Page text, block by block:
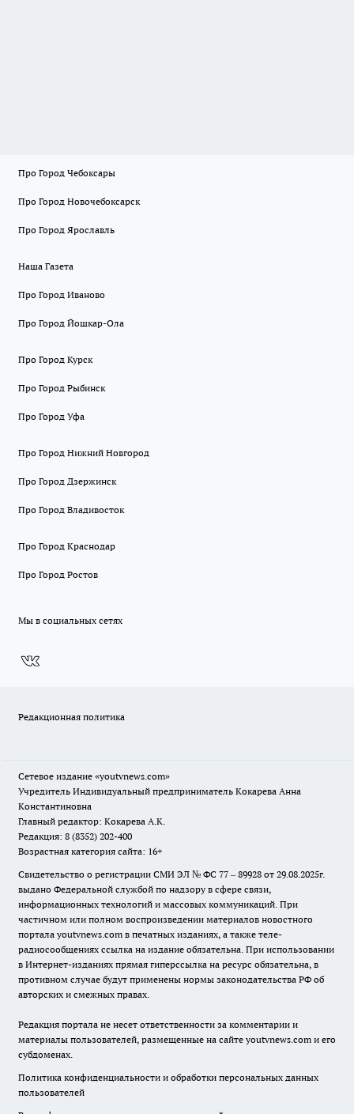
Про Город Чебоксары
Про Город Новочебоксарск
Про Город Ярославль
Наша Газета
Про Город Иваново
Про Город Йошкар-Ола
Про Город Курск
Про Город Рыбинск
Про Город Уфа
Про Город Нижний Новгород
Про Город Дзержинск
Про Город Владивосток
Про Город Краснодар
Про Город Ростов
Мы в социальных сетях
Редакционная политика
Сетевое издание «youtvnews.com»
Учредитель Индивидуальный предприниматель Кокарева Анна
Константиновна
Главный редактор: Кокарева А.К.
Редакция: 8 (8352) 202-400
Возрастная категория сайта: 16+
Свидетельство о регистрации СМИ ЭЛ № ФС 77 – 89928 от 29.08.2025г.
выдано Федеральной службой по надзору в сфере связи,
информационных технологий и массовых коммуникаций. При
частичном или полном воспроизведении материалов новостного
портала youtvnews.com в печатных изданиях, а также теле-
радиосообщениях ссылка на издание обязательна. При использовании
в Интернет-изданиях прямая гиперссылка на ресурс обязательна, в
противном случае будут применены нормы законодательства РФ об
авторских и смежных правах.
Редакция портала не несет ответственности за комментарии и
материалы пользователей, размещенные на сайте youtvnews.com и его
субдоменах.
Политика конфиденциальности и обработки персональных данных
пользователей